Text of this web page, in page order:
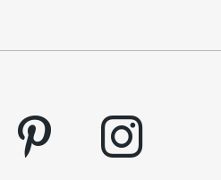
pinterest instagram